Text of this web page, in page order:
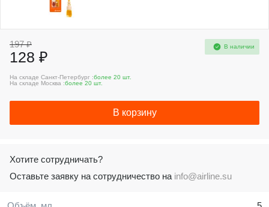
197 ₽
128 ₽
В наличии
На складе Санкт-Петербург :более 20 шт.
На складе Москва :более 20 шт.
В корзину
Хотите сотрудничать?
Оставьте заявку на сотрудничество на info@airline.su